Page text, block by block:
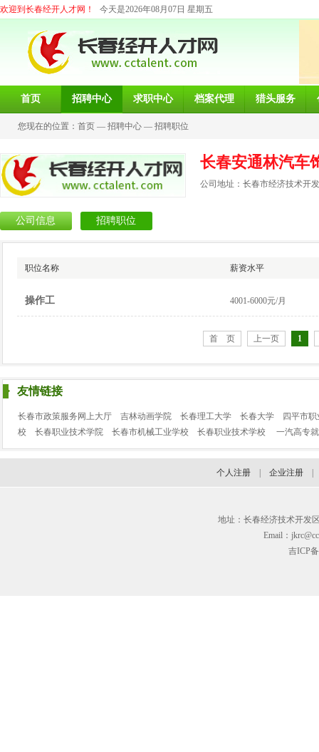
欢迎到长春经开人才网！ 今天是2026年08月07日 星期五
首页 招聘中心 求职中心 档案代理 猎头服务
您现在的位置： 首页 — 招聘中心 — 招聘职位
长春安通林汽车
公司地址：长春市经济技术开
公司信息 招聘职位
职位名称 薪资水平
操作工 4001-6000元/月
首 页 上一页 1
友情链接
长春市政策服务网上大厅 吉林动画学院 长春理工大学 长春大学
四平市
校
长春职业技术学院 长春市机械工业学校 长春职业技术学校 一汽高专
个人注册 企业注册
地址：长春经济技术开发
Email：
吉ICP